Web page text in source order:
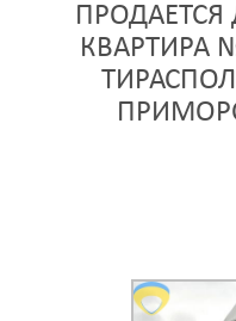
КВАРТИРА